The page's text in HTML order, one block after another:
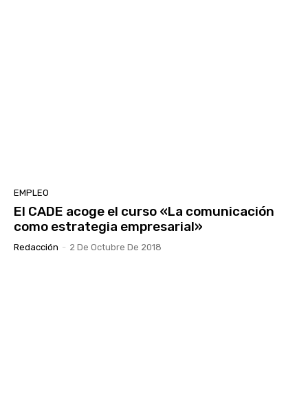
EMPLEO
El CADE acoge el curso «La comunicación
como estrategia empresarial»
Redacción - 2 De Octubre De 2018